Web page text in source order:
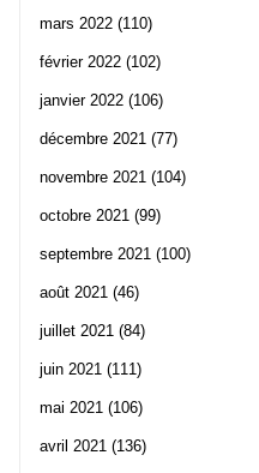
mars 2022 (110)
février 2022 (102)
janvier 2022 (106)
décembre 2021 (77)
novembre 2021 (104)
octobre 2021 (99)
septembre 2021 (100)
août 2021 (46)
juillet 2021 (84)
juin 2021 (111)
mai 2021 (106)
avril 2021 (136)